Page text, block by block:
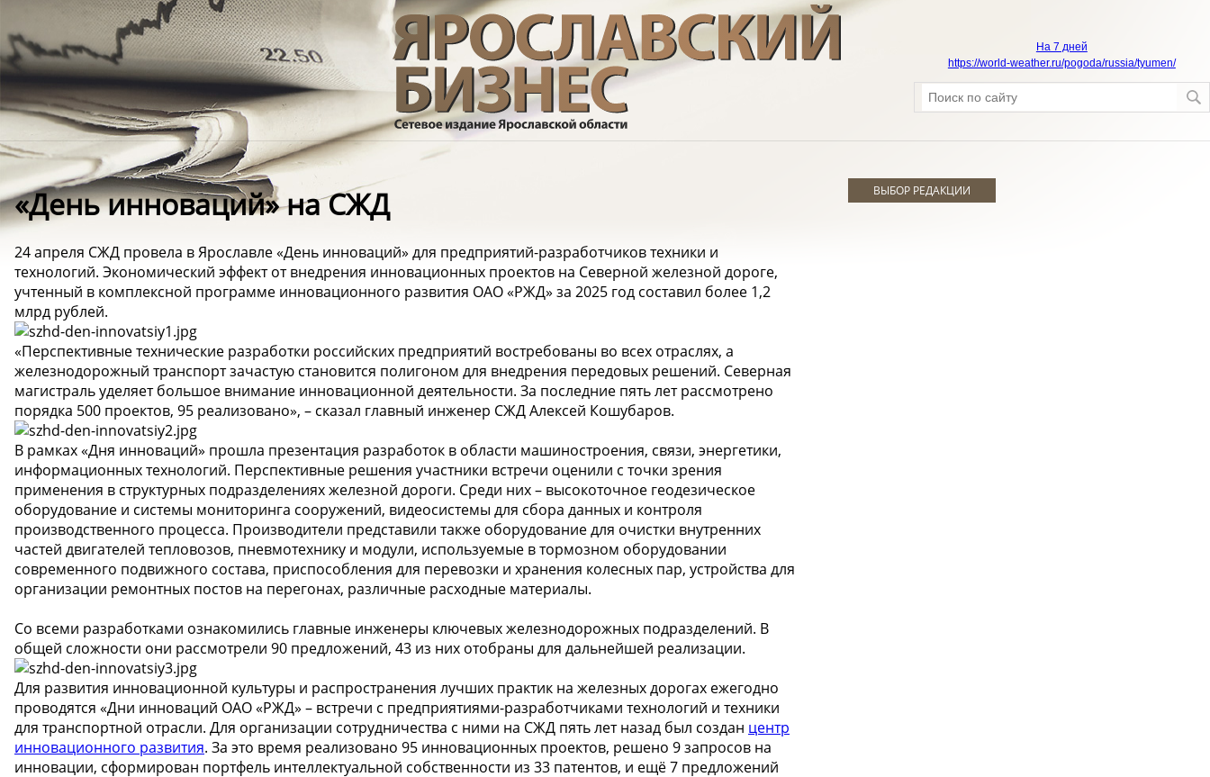
На 7 дней
https://world-weather.ru/pogoda/russia/tyumen/
«День инноваций» на СЖД
24 апреля СЖД провела в Ярославле «День инноваций» для предприятий-разработчиков техники и
технологий. Экономический эффект от внедрения инновационных проектов на Северной железной дороге,
учтенный в комплексной программе инновационного развития ОАО «РЖД» за 2025 год составил более 1,2
млрд рублей.
«Перспективные технические разработки российских предприятий востребованы во всех отраслях, а
железнодорожный транспорт зачастую становится полигоном для внедрения передовых решений. Северная
магистраль уделяет большое внимание инновационной деятельности. За последние пять лет рассмотрено
порядка 500 проектов, 95 реализовано», – сказал главный инженер СЖД Алексей Кошубаров.
В рамках «Дня инноваций» прошла презентация разработок в области машиностроения, связи, энергетики,
информационных технологий. Перспективные решения участники встречи оценили с точки зрения
применения в структурных подразделениях железной дороги. Среди них – высокоточное геодезическое
оборудование и системы мониторинга сооружений, видеосистемы для сбора данных и контроля
производственного процесса. Производители представили также оборудование для очистки внутренних
частей двигателей тепловозов, пневмотехнику и модули, используемые в тормозном оборудовании
современного подвижного состава, приспособления для перевозки и хранения колесных пар, устройства для
организации ремонтных постов на перегонах, различные расходные материалы.
Со всеми разработками ознакомились главные инженеры ключевых железнодорожных подразделений. В
общей сложности они рассмотрели 90 предложений, 43 из них отобраны для дальнейшей реализации.
Для развития инновационной культуры и распространения лучших практик на железных дорогах ежегодно
проводятся «Дни инноваций ОАО «РЖД» – встречи с предприятиями-разработчиками технологий и техники
для транспортной отрасли. Для организации сотрудничества с ними на СЖД пять лет назад был создан центр
инновационного развития. За это время реализовано 95 инновационных проектов, решено 9 запросов на
инновации, сформирован портфель интеллектуальной собственности из 33 патентов, и ещё 7 предложений
ВЫБОР РЕДАКЦИИ